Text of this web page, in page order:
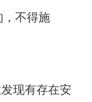
，不得施
现有存在安